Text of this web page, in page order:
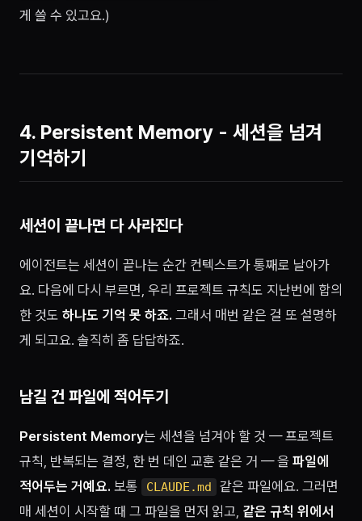
게 쓸 수 있고요.)
4. Persistent Memory - 세션을 넘겨
기억하기
세션이 끝나면 다 사라진다
에이전트는 세션이 끝나는 순간 컨텍스트가 통째로 날아가
요. 다음에 다시 부르면, 우리 프로젝트 규칙도 지난번에 합의
한 것도 하나도 기억 못 하죠. 그래서 매번 같은 걸 또 설명하
게 되고요. 솔직히 좀 답답하죠.
남길 건 파일에 적어두기
Persistent Memory는 세션을 넘겨야 할 것 — 프로젝트
규칙, 반복되는 결정, 한 번 데인 교훈 같은 거 — 을 파일에
적어두는 거예요. 보통 CLAUDE.md
같은 파일에요. 그러면
매 세션이 시작할 때 그 파일을 먼저 읽고, 같은 규칙 위에서